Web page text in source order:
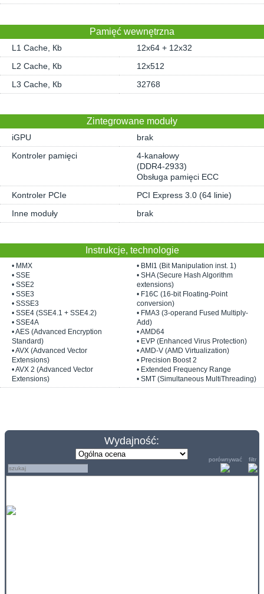
Pamięć wewnętrzna
L1 Cache, Кb
12x64 + 12x32
L2 Cache, Кb
12x512
L3 Cache, Кb
32768
Zintegrowane moduły
iGPU
brak
Kontroler pamięci
4-kanałowy
(DDR4-2933)
Obsługa pamięci ECC
Kontroler PCIe
PCI Express 3.0 (64 linie)
Inne moduły
brak
Instrukcje, technologie
• MMX
• SSE
• SSE2
• SSE3
• SSSE3
• SSE4 (SSE4.1 + SSE4.2)
• SSE4A
• AES (Advanced Encryption
Standard)
• AVX (Advanced Vector
Extensions)
• AVX 2 (Advanced Vector
Extensions)
• BMI1 (Bit Manipulation inst. 1)
• SHA (Secure Hash Algorithm
extensions)
• F16C (16-bit Floating-Point
conversion)
• FMA3 (3-operand Fused Multiply-
Add)
• AMD64
• EVP (Enhanced Virus Protection)
• AMD-V (AMD Virtualization)
• Precision Boost 2
• Extended Frequency Range
• SMT (Simultaneous MultiThreading)
Wydajność:
porównywać filtr